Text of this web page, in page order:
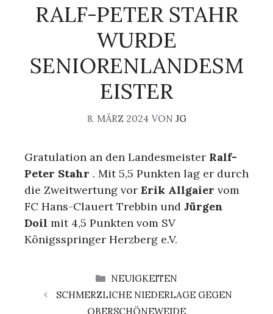
RALF-PETER STAHR
WURDE
SENIORENLANDESM
EISTER
8. MÄRZ 2024 VON JG
Gratulation an den Landesmeister Ralf-
Peter Stahr . Mit 5,5 Punkten lag er durch
die Zweitwertung vor Erik Allgaier vom
FC Hans-Clauert Trebbin und Jürgen
Doil mit 4,5 Punkten vom SV
Königsspringer Herzberg e.V.
KATEGORIEN
NEUIGKEITEN
SCHMERZLICHE NIEDERLAGE GEGEN
OBERSCHÖNEWEIDE